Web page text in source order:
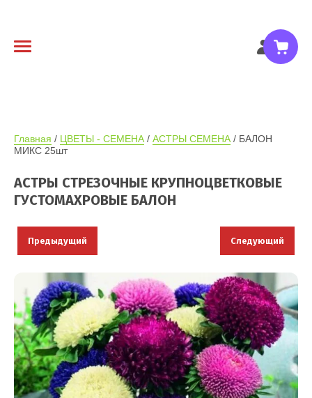
Главная / ЦВЕТЫ - СЕМЕНА / АСТРЫ СЕМЕНА / БАЛОН
МИКС 25шт
АСТРЫ СТРЕЗОЧНЫЕ КРУПНОЦВЕТКОВЫЕ
ГУСТОМАХРОВЫЕ БАЛОН
Предыдущий Следующий